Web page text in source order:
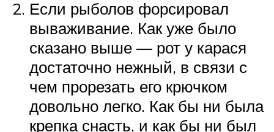
Если рыболов форсировал
вываживание. Как уже было
сказано выше — рот у карася
достаточно нежный, в связи с
чем прорезать его крючком
довольно легко. Как бы ни была
крепка снасть, и как бы ни был